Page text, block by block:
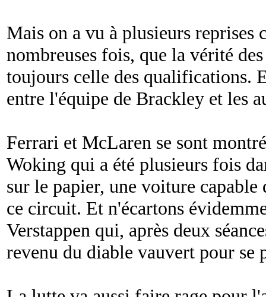
Mais on a vu à plusieurs reprises
nombreuses fois, que la vérité
toujours celle des qualifications.
entre l'équipe de Brackley et les
Ferrari et McLaren se sont
Woking qui a été plusieurs fois
sur le papier, une voiture capable
ce circuit. Et n'écartons
Verstappen qui, après deux
revenu du diable vauvert pour se